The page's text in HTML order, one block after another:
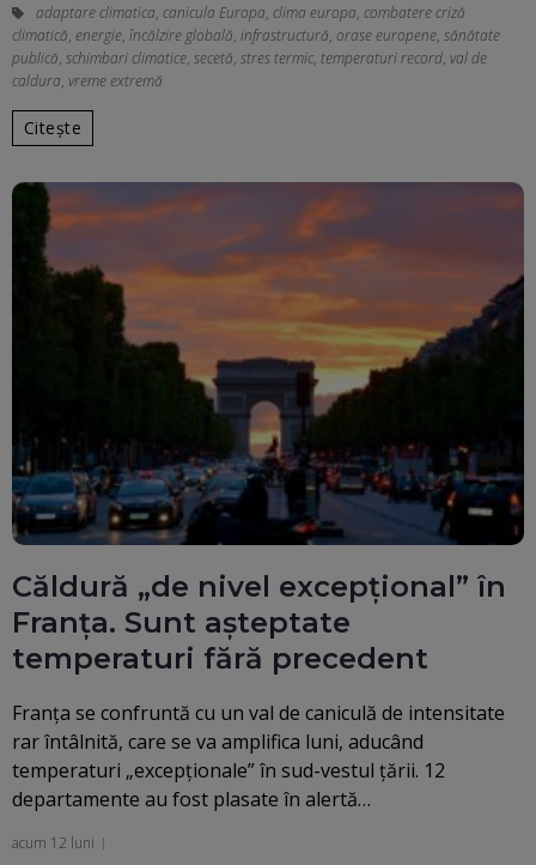
adaptare climatica, canicula Europa, clima europa, combatere criză
climatică, energie, încălzire globală, infrastructură, orase europene, sănătate
publică, schimbari climatice, secetă, stres termic, temperaturi record, val de
caldura, vreme extremă
Citește
Căldură „de nivel excepțional” în
Franța. Sunt așteptate
temperaturi fără precedent
Franța se confruntă cu un val de caniculă de intensitate
rar întâlnită, care se va amplifica luni, aducând
temperaturi „excepționale” în sud-vestul țării. 12
departamente au fost plasate în alertă…
acum 12 luni